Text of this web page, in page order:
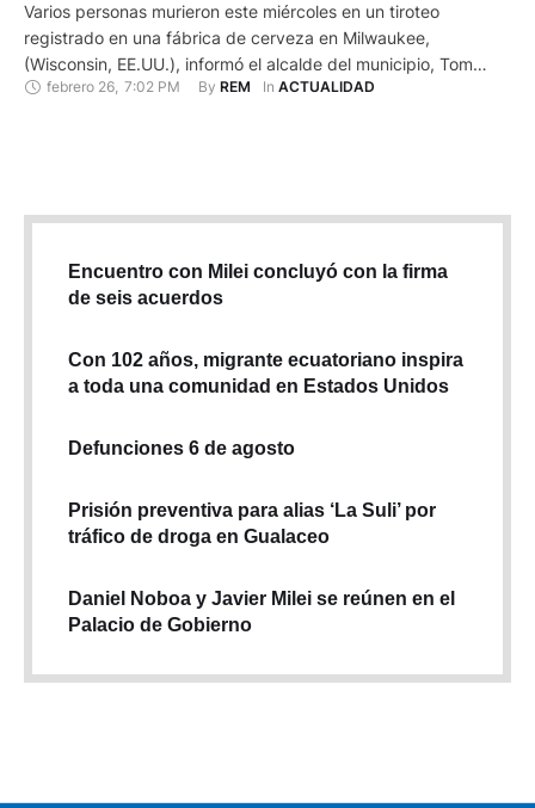
Varios personas murieron este miércoles en un tiroteo
registrado en una fábrica de cerveza en Milwaukee,
(Wisconsin, EE.UU.), informó el alcalde del municipio, Tom
Barrett, quien no especificó el número de fallecidos, aunque el
febrero 26 7:02 PM By REM In ACTUALIDAD
Encuentro con Milei concluyó con la firma
de seis acuerdos
Con 102 años, migrante ecuatoriano inspira
a toda una comunidad en Estados Unidos
Defunciones 6 de agosto
Prisión preventiva para alias ‘La Suli’ por
tráfico de droga en Gualaceo
Daniel Noboa y Javier Milei se reúnen en el
Palacio de Gobierno